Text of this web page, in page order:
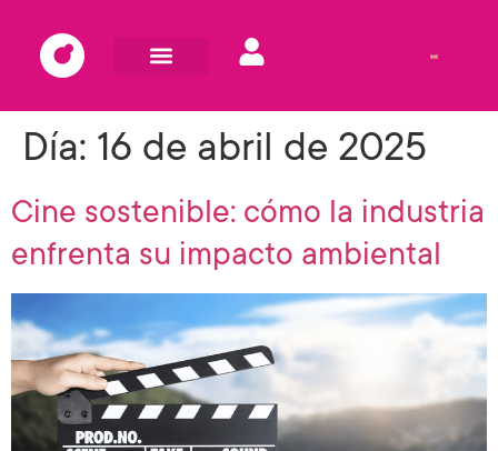
Día: 16 de abril de 2025
Cine sostenible: cómo la industria
enfrenta su impacto ambiental